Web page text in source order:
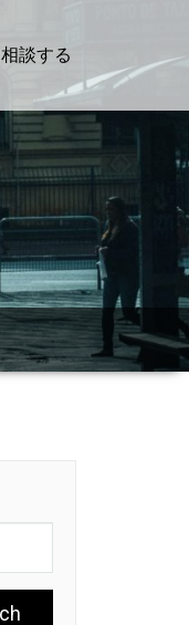
相談する